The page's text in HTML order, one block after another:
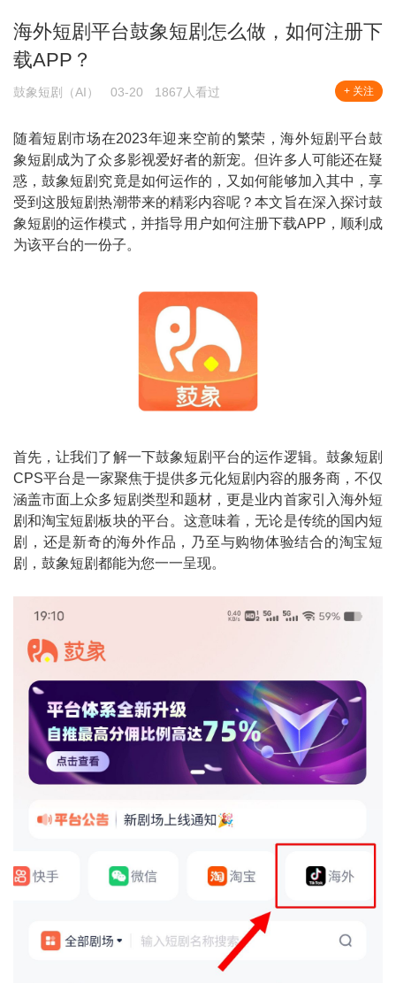
海外短剧平台鼓象短剧怎么做，如何注册下
载APP？
鼓象短剧（AI） 03-20 1867人看过 + 关注
随着短剧市场在2023年迎来空前的繁荣，海外短剧平台鼓
象短剧成为了众多影视爱好者的新宠。但许多人可能还在疑
惑，鼓象短剧究竟是如何运作的，又如何能够加入其中，享
受到这股短剧热潮带来的精彩内容呢？本文旨在深入探讨鼓
象短剧的运作模式，并指导用户如何注册下载APP，顺利成
为该平台的一份子。
首先，让我们了解一下鼓象短剧平台的运作逻辑。鼓象短剧
CPS平台是一家聚焦于提供多元化短剧内容的服务商，不仅
涵盖市面上众多短剧类型和题材，更是业内首家引入海外短
剧和淘宝短剧板块的平台。这意味着，无论是传统的国内短
剧，还是新奇的海外作品，乃至与购物体验结合的淘宝短
剧，鼓象短剧都能为您一一呈现。